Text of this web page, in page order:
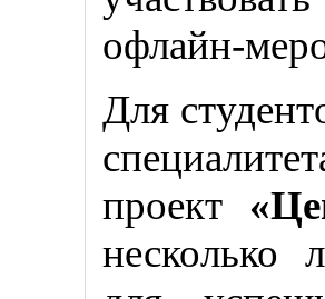
офлайн-
Для
проект
несколько